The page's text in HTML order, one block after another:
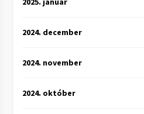
2024. december
2024. november
2024. október